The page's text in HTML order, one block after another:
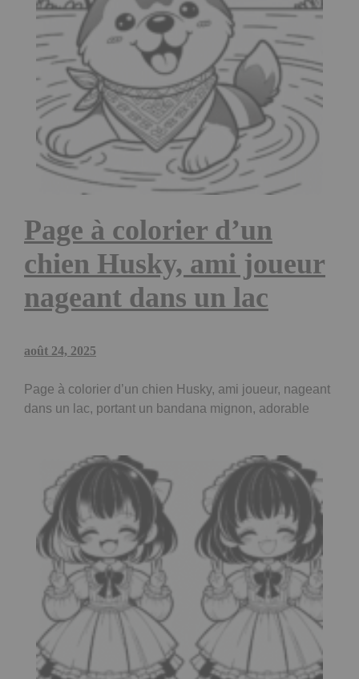
Page à colorier d’un
chien Husky, ami joueur
nageant dans un lac
août 24, 2025
Page à colorier d’un chien Husky, ami joueur, nageant
dans un lac, portant un bandana mignon, adorable